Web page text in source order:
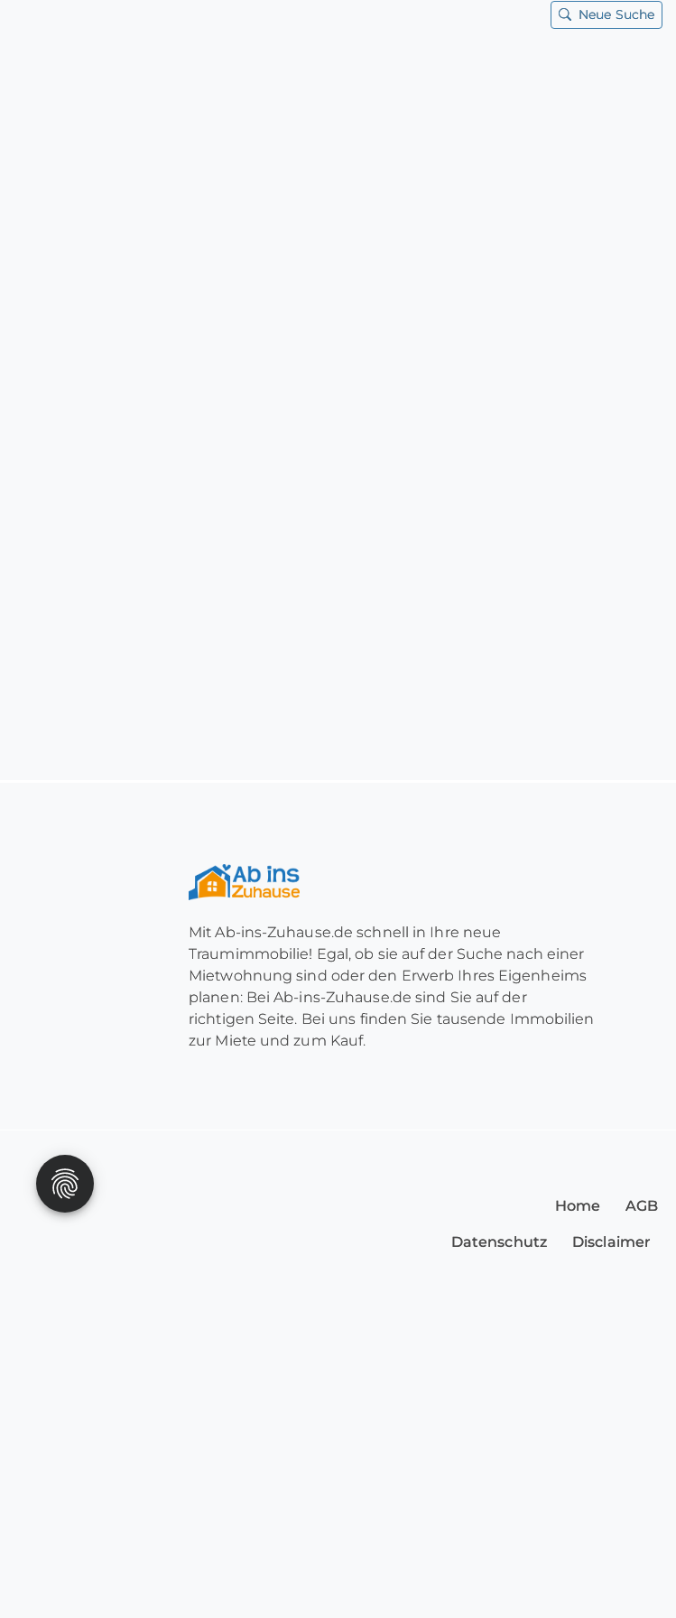
Neue Suche
Mit Ab-ins-Zuhause.de schnell in Ihre neue
Traumimmobilie! Egal, ob sie auf der Suche nach einer
Mietwohnung sind oder den Erwerb Ihres Eigenheims
planen: Bei Ab-ins-Zuhause.de sind Sie auf der
richtigen Seite. Bei uns finden Sie tausende Immobilien
zur Miete und zum Kauf.
Home AGB
Datenschutz Disclaimer